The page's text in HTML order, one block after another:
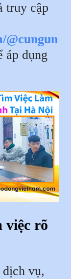
truy cập
@cungun
áp dụng
việc rõ
vụ,